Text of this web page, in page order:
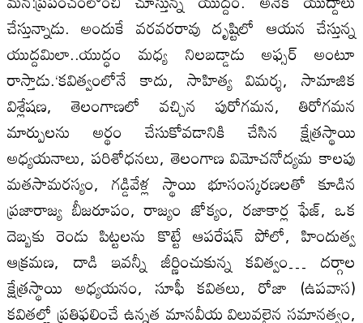
చేస్తున్నాడు. అందుకే వరవరరావు దృష్టిలో ఆయన చేస్తున్న
యుద్దమిలా..యుద్ధం మధ్య నిలబడ్డాడు అఫ్సర్‌ అంటూ
రాస్తాడు.‘కవిత్వంలోనే కాదు, సాహిత్య విమర్శ, సామాజిక
విశ్లేషణ, తెలంగాణలో వచ్చిన పురోగమన, తిరోగమన
మార్పులను అర్థం చేసుకోవడానికి చేసిన క్షేత్రస్థాయి
అధ్యయనాలు, పరిశోధనలు, తెలంగాణ విమోచనోద్యమ కాలపు
మతసామరస్యం, గడ్డివేళ్ల స్థాయి భూసంస్కరణలతో కూడిన
ప్రజారాజ్య బీజరూపం, రాజ్యం జోక్యం, రజాకార్ల ఫేజ్‌, ఒక
దెబ్బకు రెండు పిట్టలను కొట్టే ఆపరేషన్‌ పోలో, హిందుత్వ
ఆక్రమణ, దాడి ఇవన్నీ జీర్ణించుకున్న కవిత్వం… దర్గాల
క్షేత్రస్థాయి అధ్యయనం, సూఫీ కవితలు, రోజా (ఉపవాస)
కవితల్లో ప్రతిఫలించే ఉన్నత మానవీయ విలువలైన సమానత్వం,